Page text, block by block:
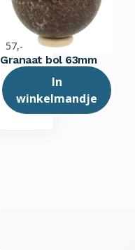
Granaat bol 63mm
57,-
In
winkelmandje